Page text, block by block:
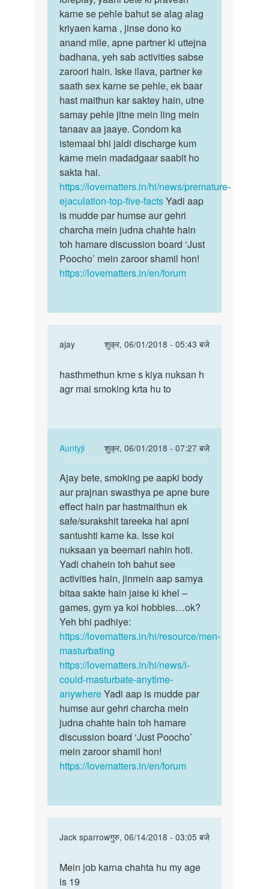
karne se pehle bahut se alag alag
kriyaen karna , jinse dono ko
anand mile, apne partner ki uttejna
badhana, yeh sab activities sabse
zaroori hain. Iske ilava, partner ke
saath sex karne se pehle, ek baar
hast maithun kar saktey hain, utne
samay pehle jitne mein ling mein
tanaav aa jaaye. Condom ka
istemaal bhi jaldi discharge kum
karne mein madadgaar saabit ho
sakta hai.
https://lovematters.in/hi/news/premature-
ejaculation-top-five-factsYadi aap
is mudde par humse aur gehri
charcha mein judna chahte hain
toh hamare discussion board ‘Just
Poocho’ mein zaroor shamil hon!
https://lovematters.in/en/forum
ajay
शुक्र, 06/01/2018 - 05:43 बजे
In
to
Hello
apki
kya
by
Auntyji
hasthmethun
krne
hasthmethun krne s kiya nuksan h
agr mai smoking krta hu to
Auntyji
शुक्र, 06/01/2018 - 07:27 बजे
In
reply
to
hasthmethun
krne
s
kiya…
by
ajay
Ajay
bete,
smoking
pe
aapki…
Ajay bete, smoking pe aapki body
aur prajnan swasthya pe apne bure
effect hain par hastmaithun ek
safe/surakshit tareeka hai apni
santushti karne ka. Isse koi
nuksaan ya beemari nahin hoti.
Yadi chahein toh bahut see
activities hain, jinmein aap samya
bitaa sakte hain jaise ki khel –
games, gym ya koi hobbies…ok?
Yeh bhi padhiye:
https://lovematters.in/hi/resource/men-
masturbating
https://lovematters.in/hi/news/i-
could-masturbate-anytime-
anywhereYadi aap is mudde par
humse aur gehri charcha mein
judna chahte hain toh hamare
discussion board ‘Just Poocho’
mein zaroor shamil hon!
https://lovematters.in/en/forum
Jack sparrowगुरु, 06/14/2018 - 03:05 बजे
In
to
Mein
job
Mein job karna chahta hu my age
is 19